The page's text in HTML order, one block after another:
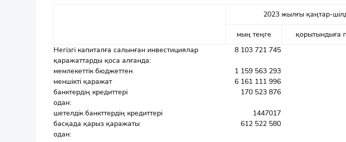
2023 жылғы қаңтар-
мың теңге қорытындыға
Негізгі капиталға салынған инвестициялар
8 103 721 745
қаражаттарды қоса алғанда:
мемлекеттік бюджеттен
1 159 563 293
меншікті қаражат
6 161 111 996
банктердің кредиттері
170 523 876
одан:
шетелдік банкттердің кредиттері
1447017
басқада қарыз қаражаты
612 522 580
одан: